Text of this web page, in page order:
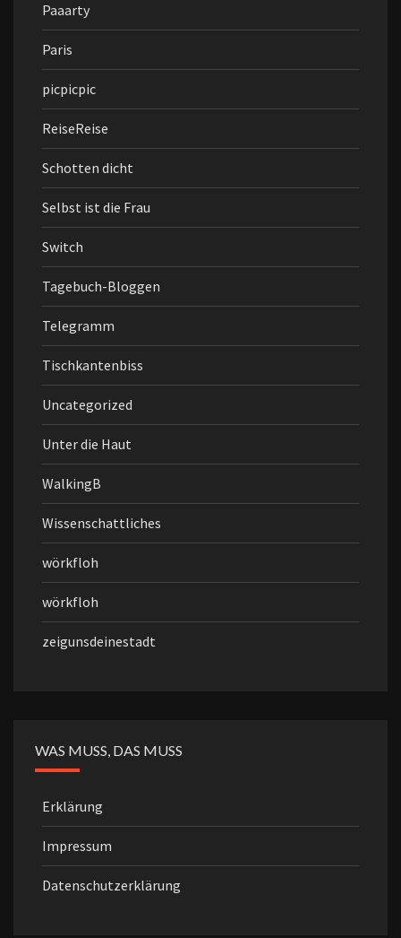
Paaarty
Paris
picpicpic
ReiseReise
Schotten dicht
Selbst ist die Frau
Switch
Tagebuch-Bloggen
Telegramm
Tischkantenbiss
Uncategorized
Unter die Haut
WalkingB
Wissenschattliches
wörkfloh
wörkfloh
zeigunsdeinestadt
WAS MUSS, DAS MUSS
Erklärung
Impressum
Datenschutzerklärung